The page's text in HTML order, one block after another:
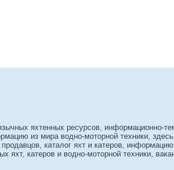
яхтенных ресурсов, информационно-
из мира водно-моторной техники,
каталог яхт и катеров,
яхт, катеров и водно-моторной техники,